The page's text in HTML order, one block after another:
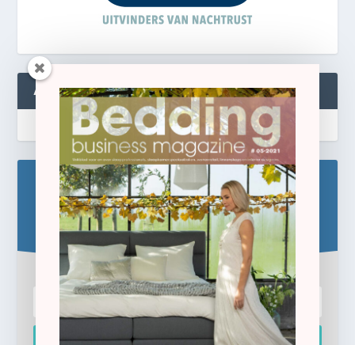
ABONNEREN
Blijf op de hoogte!
Schrijf u hier in voor de gratis e-newsletter.
Inschrijven